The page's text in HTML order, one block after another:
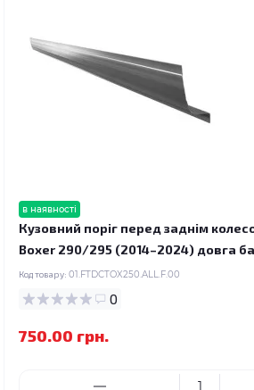
в наявності
Кузовний поріг перед заднім
Boxer 290/295 (2014–2024) довга
Код товару: 01.FTDCTOX250.ALL.F.00
0
750.00 грн.